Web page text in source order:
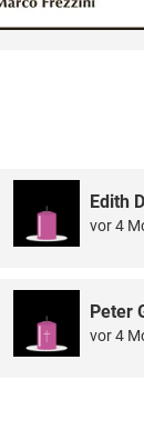
Edith
vor 4
Peter
vor 4